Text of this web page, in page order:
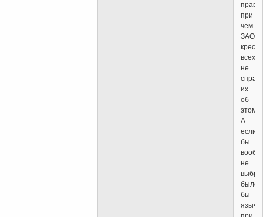
при
чем
всех,
не
их
об
этом.
А
если
бы
не
было
бы